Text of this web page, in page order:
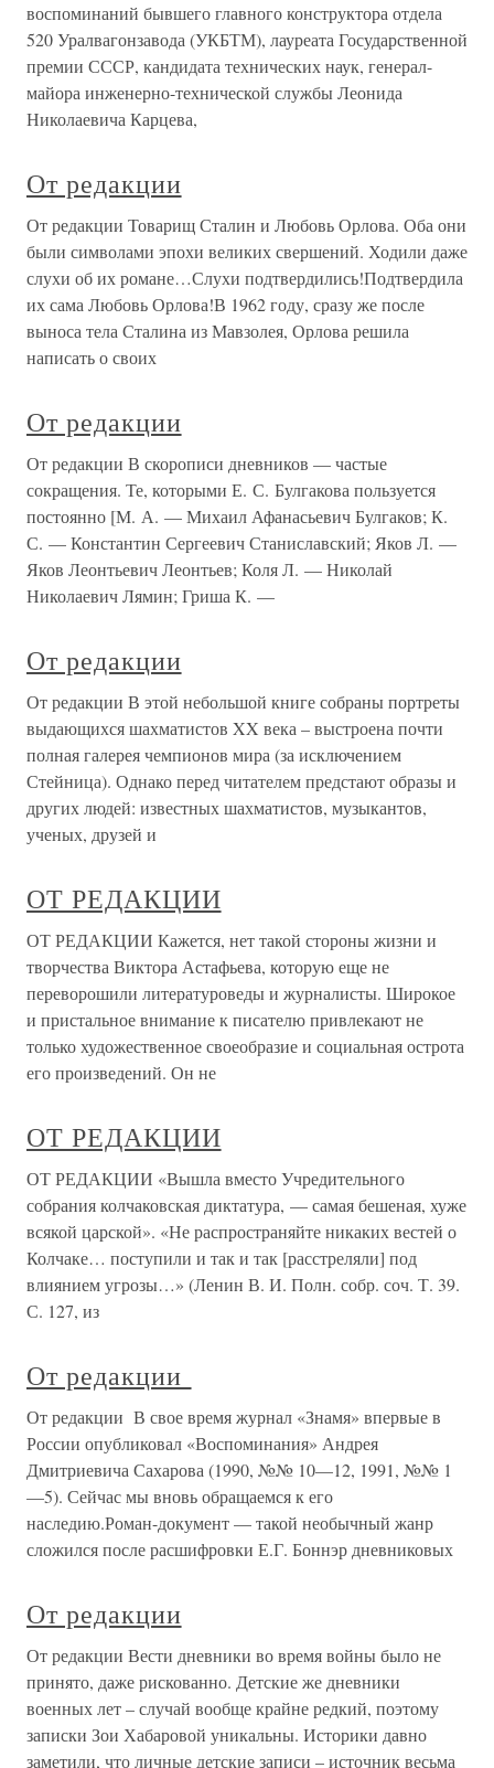
воспоминаний бывшего главного конструктора отдела
520 Уралвагонзавода (УКБТМ), лауреата Государственной
премии СССР, кандидата технических наук, генерал-
майора инженерно-технической службы Леонида
Николаевича Карцева,
От редакции
От редакции Товарищ Сталин и Любовь Орлова. Оба они
были символами эпохи великих свершений. Ходили даже
слухи об их романе…Слухи подтвердились!Подтвердила
их сама Любовь Орлова!В 1962 году, сразу же после
выноса тела Сталина из Мавзолея, Орлова решила
написать о своих
От редакции
От редакции В скорописи дневников — частые
сокращения. Те, которыми Е. С. Булгакова пользуется
постоянно [М. А. — Михаил Афанасьевич Булгаков; К.
С. — Константин Сергеевич Станиславский; Яков Л. —
Яков Леонтьевич Леонтьев; Коля Л. — Николай
Николаевич Лямин; Гриша К. —
От редакции
От редакции В этой небольшой книге собраны портреты
выдающихся шахматистов XX века – выстроена почти
полная галерея чемпионов мира (за исключением
Стейница). Однако перед читателем предстают образы и
других людей: известных шахматистов, музыкантов,
ученых, друзей и
ОТ РЕДАКЦИИ
ОТ РЕДАКЦИИ Кажется, нет такой стороны жизни и
творчества Виктора Астафьева, которую еще не
переворошили литературоведы и журналисты. Широкое
и пристальное внимание к писателю привлекают не
только художественное своеобразие и социальная острота
его произведений. Он не
ОТ РЕДАКЦИИ
ОТ РЕДАКЦИИ «Вышла вместо Учредительного
собрания колчаковская диктатура, — самая бешеная, хуже
всякой царской». «Не распространяйте никаких вестей о
Колчаке… поступили и так и так [расстреляли] под
влиянием угрозы…» (Ленин В. И. Полн. собр. соч. Т. 39.
С. 127, из
От редакции
От редакции В свое время журнал «Знамя» впервые в
России опубликовал «Воспоминания» Андрея
Дмитриевича Сахарова (1990, №№ 10—12, 1991, №№ 1
—5). Сейчас мы вновь обращаемся к его
наследию.Роман-документ — такой необычный жанр
сложился после расшифровки Е.Г. Боннэр дневниковых
От редакции
От редакции Вести дневники во время войны было не
принято, даже рискованно. Детские же дневники
военных лет – случай вообще крайне редкий, поэтому
записки Зои Хабаровой уникальны. Историки давно
заметили, что личные детские записи – источник весьма